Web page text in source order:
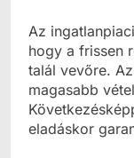
Az
hogy a frissen
talál vevőre.
magasabb
eladáskor